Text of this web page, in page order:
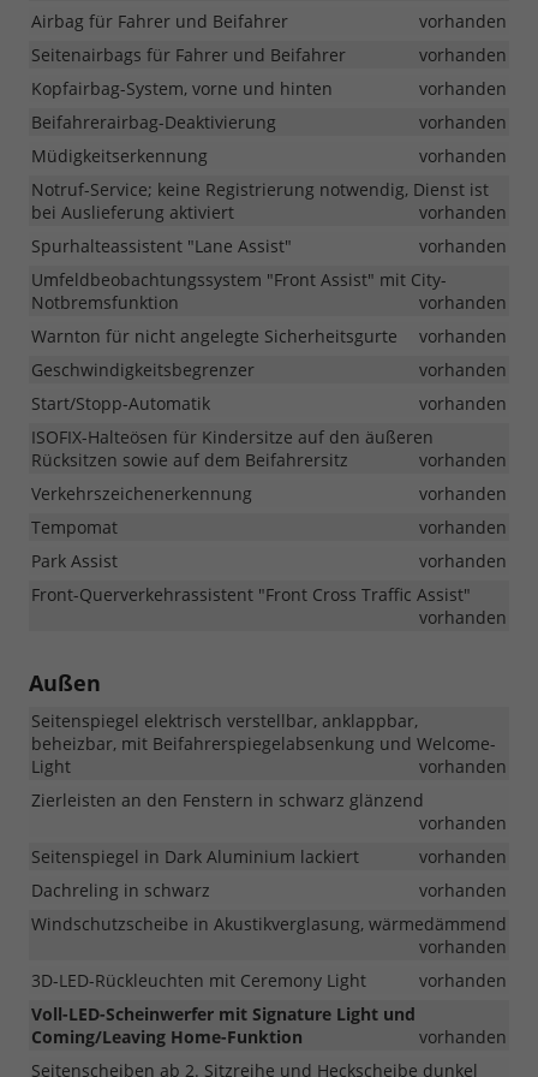
Airbag für Fahrer und Beifahrer
vorhanden
Seitenairbags für Fahrer und Beifahrer
vorhanden
Kopfairbag-System, vorne und hinten
vorhanden
Beifahrerairbag-Deaktivierung
vorhanden
Müdigkeitserkennung
vorhanden
Notruf-Service; keine Registrierung notwendig, Dienst ist
bei Auslieferung aktiviert
vorhanden
Spurhalteassistent "Lane Assist"
vorhanden
Umfeldbeobachtungssystem "Front Assist" mit City-
Notbremsfunktion
vorhanden
Warnton für nicht angelegte Sicherheitsgurte
vorhanden
Geschwindigkeitsbegrenzer
vorhanden
Start/Stopp-Automatik
vorhanden
ISOFIX-Halteösen für Kindersitze auf den äußeren
Rücksitzen sowie auf dem Beifahrersitz
vorhanden
Verkehrszeichenerkennung
vorhanden
Tempomat
vorhanden
Park Assist
vorhanden
Front-Querverkehrassistent "Front Cross Traffic Assist"
vorhanden
Außen
Seitenspiegel elektrisch verstellbar, anklappbar,
beheizbar, mit Beifahrerspiegelabsenkung und Welcome-
Light
vorhanden
Zierleisten an den Fenstern in schwarz glänzend
vorhanden
Seitenspiegel in Dark Aluminium lackiert
vorhanden
Dachreling in schwarz
vorhanden
Windschutzscheibe in Akustikverglasung, wärmedämmend
vorhanden
3D-LED-Rückleuchten mit Ceremony Light
vorhanden
Voll-LED-Scheinwerfer mit Signature Light und
Coming/Leaving Home-Funktion
vorhanden
Seitenscheiben ab 2. Sitzreihe und Heckscheibe dunkel